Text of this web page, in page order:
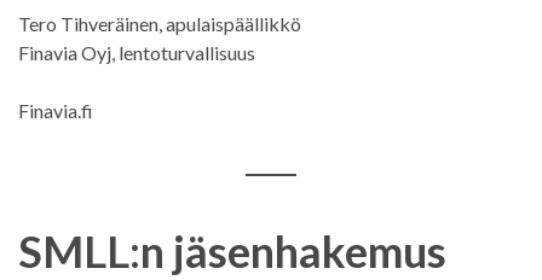
Tero Tihveräinen, apulaispäällikkö
Finavia Oyj, lentoturvallisuus
Finavia.fi
SMLL:n jäsenhakemus